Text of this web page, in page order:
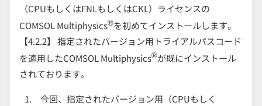
（CPUもしくはFNLもしくはCKL）ライセンスの
COMSOL Multiphysics®を初めてインストールします。
【4.2.2】 指定されたバージョン用トライアルパスコード
を適用したCOMSOL Multiphysics®が既にインストール
されております。
今回、指定されたバージョン用（CPUもしく